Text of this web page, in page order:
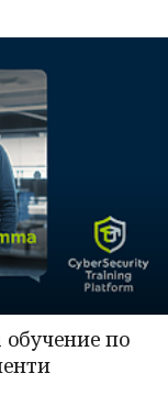
обучение по